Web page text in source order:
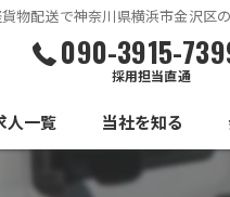
物配送で神奈川県横浜市金沢区
090-3915-
採用担当直通
人一覧 当社を知る